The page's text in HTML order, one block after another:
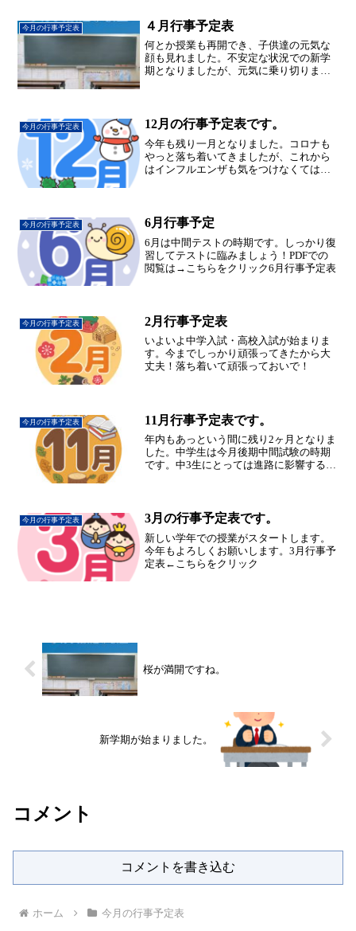
今月の行事予定表 ４月行事予定表
何とか授業も再開でき、子供達の元気な
顔も見れました。不安定な状況での新学
期となりましたが、元気に乗り切りまし
今月の行事予定表 12月の行事予定表です。
今年も残り一月となりました。コロナも
やっと落ち着いてきましたが、これから
はインフルエンザも気をつけなくてはな
今月の行事予定表 6月行事予定
6月は中間テストの時期です。しっかり復
習してテストに臨みましょう！PDFでの
閲覧は→こちらをクリック6月行事予定表
今月の行事予定表 2月行事予定表
いよいよ中学入試・高校入試が始まりま
す。今までしっかり頑張ってきたから大
丈夫！落ち着いて頑張っておいで！
今月の行事予定表 11月行事予定表です。
年内もあっという間に残り2ヶ月となりま
した。中学生は今月後期中間試験の時期
です。中3生にとっては進路に影響すると
今月の行事予定表 3月の行事予定表です。
新しい学年での授業がスタートします。
今年もよろしくお願いします。3月行事予
定表←こちらをクリック
桜が満開ですね。
新学期が始まりました。
コメント
コメントを書き込む
ホーム 今月の行事予定表